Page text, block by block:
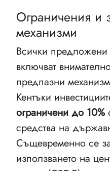
Ограничения и
механизми
Всички предложени
включват
предпазни
Кентъки
ограничени до 10%
средства на
Същевременно се
използването на